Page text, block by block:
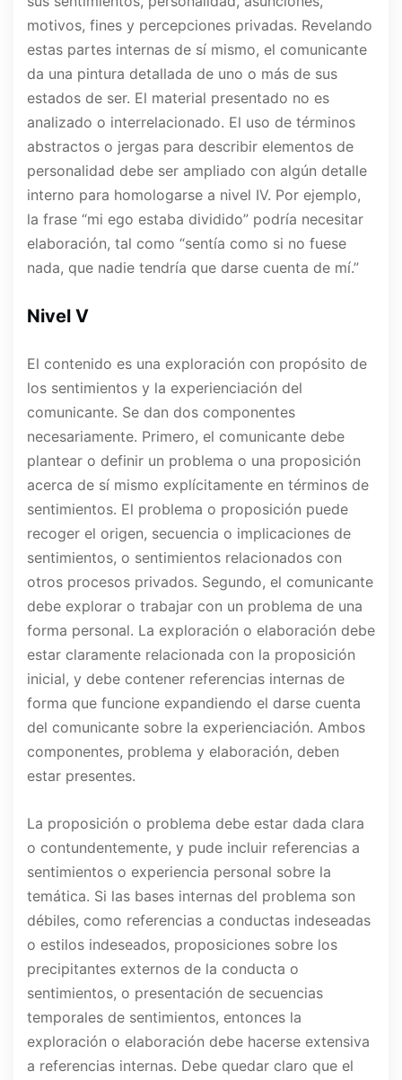
motivos, fines y percepciones privadas. Revelando
estas partes internas de sí mismo, el comunicante
da una pintura detallada de uno o más de sus
estados de ser. El material presentado no es
analizado o interrelacionado. El uso de términos
abstractos o jergas para describir elementos de
personalidad debe ser ampliado con algún detalle
interno para homologarse a nivel IV. Por ejemplo,
la frase “mi ego estaba dividido” podría necesitar
elaboración, tal como “sentía como si no fuese
nada, que nadie tendría que darse cuenta de mí.”
Nivel V
El contenido es una exploración con propósito de
los sentimientos y la experienciación del
comunicante. Se dan dos componentes
necesariamente. Primero, el comunicante debe
plantear o definir un problema o una proposición
acerca de sí mismo explícitamente en términos de
sentimientos. El problema o proposición puede
recoger el origen, secuencia o implicaciones de
sentimientos, o sentimientos relacionados con
otros procesos privados. Segundo, el comunicante
debe explorar o trabajar con un problema de una
forma personal. La exploración o elaboración debe
estar claramente relacionada con la proposición
inicial, y debe contener referencias internas de
forma que funcione expandiendo el darse cuenta
del comunicante sobre la experienciación. Ambos
componentes, problema y elaboración, deben
estar presentes.
La proposición o problema debe estar dada clara
o contundentemente, y pude incluir referencias a
sentimientos o experiencia personal sobre la
temática. Si las bases internas del problema son
débiles, como referencias a conductas indeseadas
o estilos indeseados, proposiciones sobre los
precipitantes externos de la conducta o
sentimientos, o presentación de secuencias
temporales de sentimientos, entonces la
exploración o elaboración debe hacerse extensiva
a referencias internas. Debe quedar claro que el